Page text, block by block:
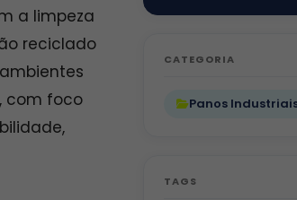
a limpeza
reciclado
com foco
CATEGORIA
Panos
TAGS